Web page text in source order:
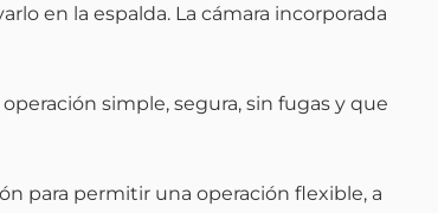
en la espalda. La cámara incorporada
simple, segura, sin fugas y que
para permitir una operación flexible, a